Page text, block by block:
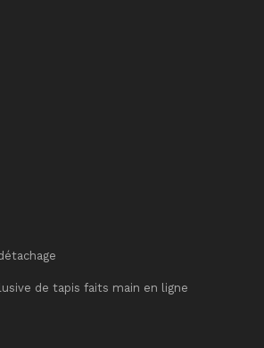
de tapis faits main en ligne